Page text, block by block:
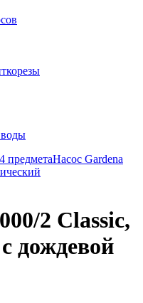
предметаНасос Gardena
2 Classic,
дождевой